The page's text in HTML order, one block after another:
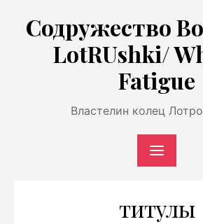
содержимому
Содружество
LotRUshki/
Fatigue
Властелин колец
титулы